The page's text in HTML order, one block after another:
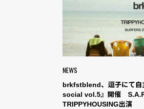
NEWS
brkfstblend、逗子にて自
social vol.5』開催
TRIPPYHOUSING出演